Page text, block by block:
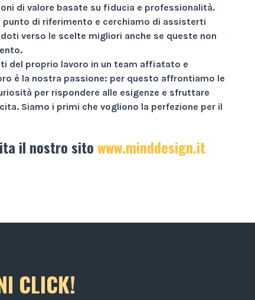
di valore basate su fiducia e professionalità.
punto di riferimento e cerchiamo di assisterti
verso le scelte migliori anche se queste non
del proprio lavoro in un team affiatato e
è la nostra passione: per questo affrontiamo le
per rispondere alle esigenze e sfruttare
Siamo i primi che vogliono la perfezione per il
il nostro sitowww.minddesign.it
CLICK!